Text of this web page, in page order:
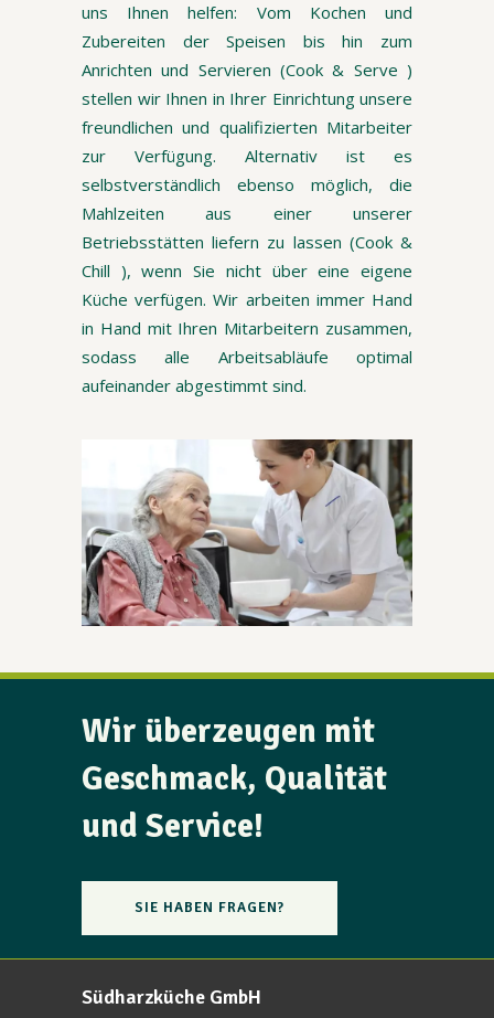
uns Ihnen helfen: Vom Kochen und
Zubereiten der Speisen bis hin zum
Anrichten und Servieren (Cook & Serve )
stellen wir Ihnen in Ihrer Einrichtung unsere
freundlichen und qualifizierten Mitarbeiter
zur Verfügung. Alternativ ist es
selbstverständlich ebenso möglich, die
Mahlzeiten aus einer unserer
Betriebsstätten liefern zu lassen (Cook &
Chill ), wenn Sie nicht über eine eigene
Küche verfügen. Wir arbeiten immer Hand
in Hand mit Ihren Mitarbeitern zusammen,
sodass alle Arbeitsabläufe optimal
aufeinander abgestimmt sind.
Wir überzeugen mit
Geschmack, Qualität
und Service!
SIE HABEN FRAGEN?
Südharzküche GmbH